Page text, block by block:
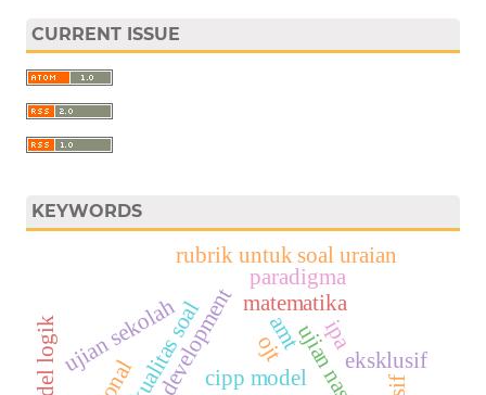
CURRENT ISSUE
KEYWORDS
cipp model
kualitas soal
ujian sekolah matematika
paradigma
eksklusif
rubrik untuk soal uraian
model logik amt
ojt ipa